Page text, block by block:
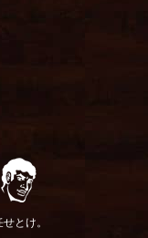
とけ。